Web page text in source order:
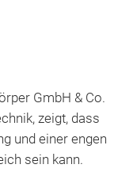
GmbH & Co.
zeigt, dass
und einer engen
sein kann.